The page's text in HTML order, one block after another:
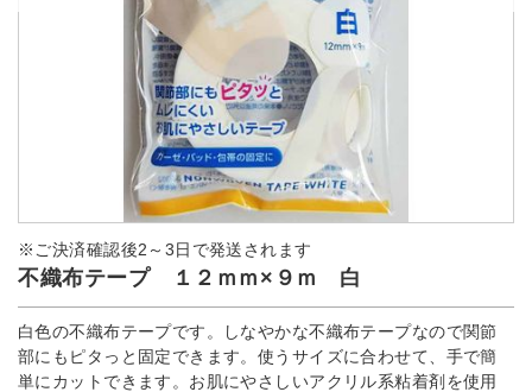
※ご決済確認後2～3日で発送されます
不織布テープ １２ｍｍ×９ｍ 白
白色の不織布テープです。しなやかな不織布テープなので関節
部にもピタっと固定できます。使うサイズに合わせて、手で簡
単にカットできます。お肌にやさしいアクリル系粘着剤を使用